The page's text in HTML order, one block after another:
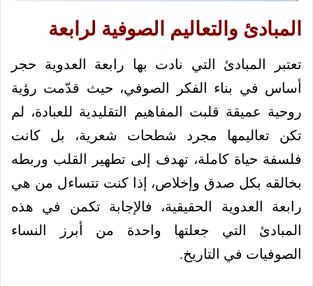
المبادئ والتعاليم الصوفية لرابعة
تعتبر المبادئ التي نادت بها رابعة العدوية حجر
أساس في بناء الفكر الصوفي، حيث قدّمت رؤية
روحية عميقة قلبت المفاهيم التقليدية للعبادة، لم
تكن تعاليمها مجرد شطحات شعرية، بل كانت
فلسفة حياة كاملة، تهدف إلى تطهير القلب وربطه
بخالقه بكل صدق وإخلاص، إذا كنت تتساءل من هي
رابعة العدوية الحقيقية، فالإجابة تكمن في هذه
المبادئ التي جعلتها واحدة من أبرز النساء
الصوفيات في التاريخ.